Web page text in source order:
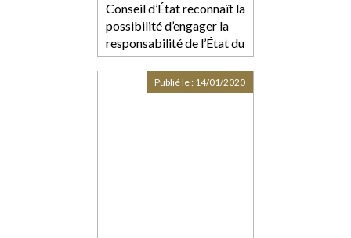
Conseil d’État reconnaît la
possibilité d’engager la
responsabilité de l’État du
fait de lois
inconstitutionnelles
Publié le : 14/01/2020